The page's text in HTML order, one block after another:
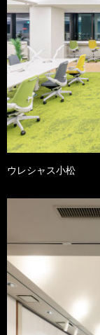
ウレシャス小松